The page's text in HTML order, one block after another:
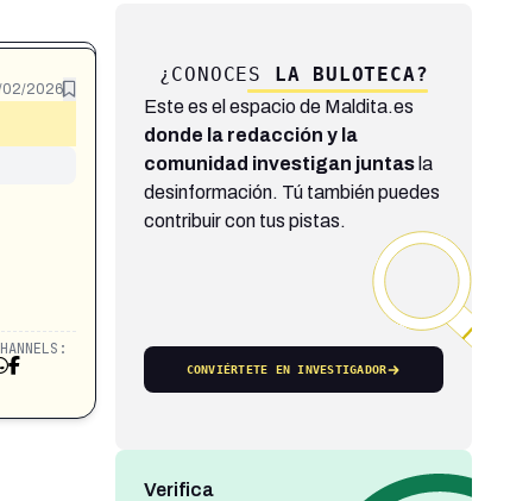
02/2026
¿CONOCES LA BULOTECA?
Este es el espacio de Maldita.es
donde la redacción y la
comunidad investigan juntasla
desinformación. Tú también puedes
contribuir con tus pistas.
CONVIÉRTETE EN INVESTIGADOR
Verifica